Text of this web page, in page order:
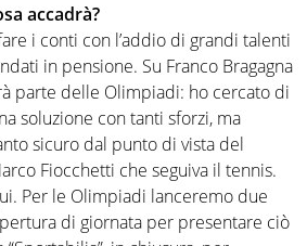
accadrà?
i conti con l’addio di grandi talenti
in pensione. Su Franco Bragagna
parte delle Olimpiadi: ho cercato di
soluzione con tanti sforzi, ma
sicuro dal punto di vista del
Fiocchetti che seguiva il tennis.
Per le Olimpiadi lanceremo due
di giornata per presentare ciò